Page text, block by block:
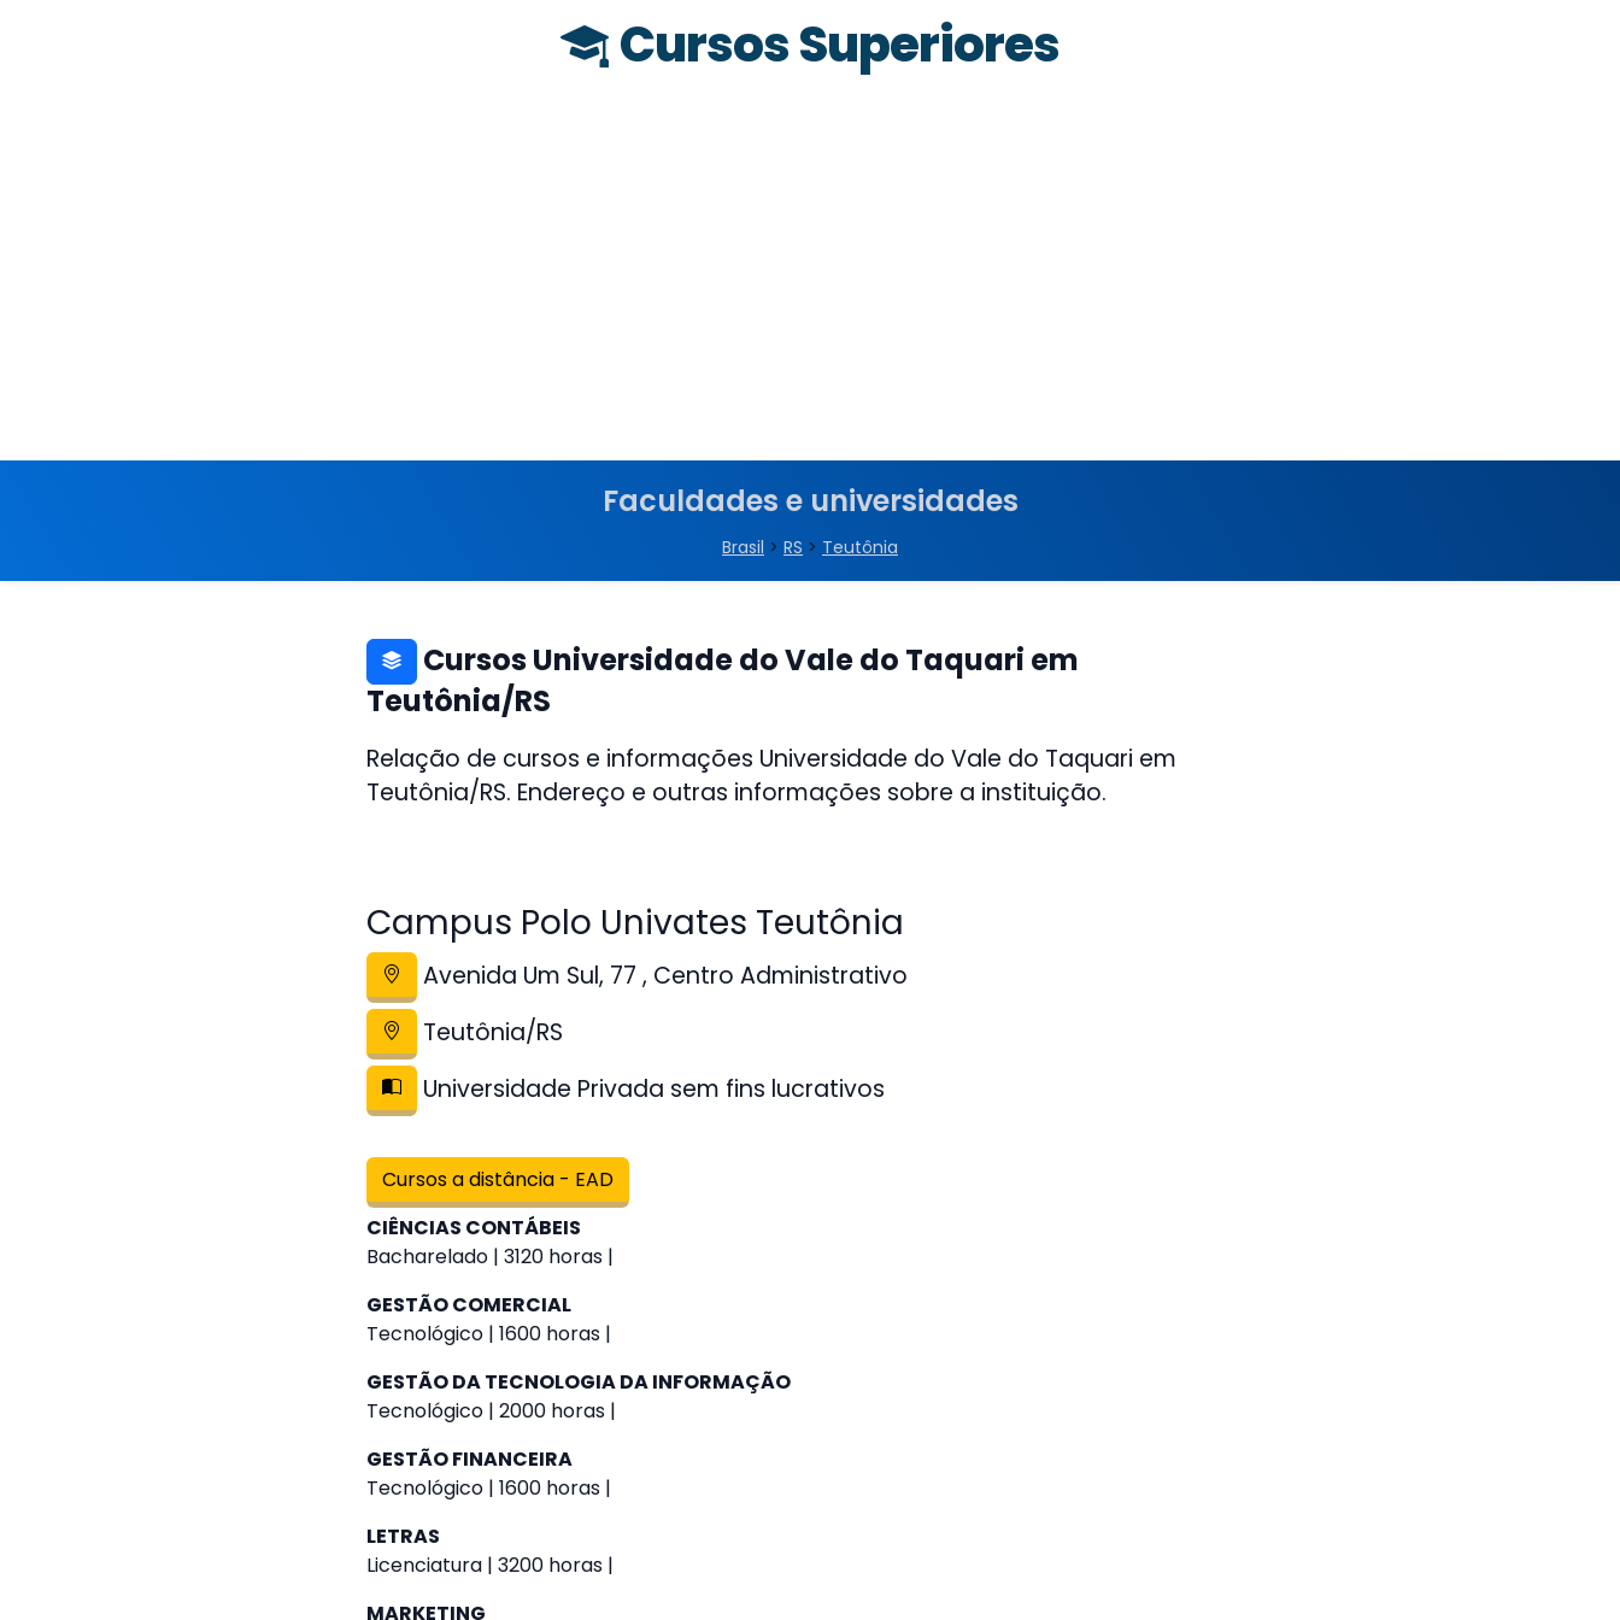
Cursos Superiores
Faculdades e universidades
Brasil > RS > Teutônia
Cursos Universidade do Vale do Taquari em
Teutônia/RS
Relação de cursos e informações Universidade do Vale do Taquari em
Teutônia/RS. Endereço e outras informações sobre a instituição.
Campus Polo Univates Teutônia
Avenida Um Sul, 77 , Centro Administrativo
Teutônia/RS
Universidade Privada sem fins lucrativos
Cursos a distância - EAD
CIÊNCIAS CONTÁBEIS
Bacharelado | 3120 horas |
GESTÃO COMERCIAL
Tecnológico | 1600 horas |
GESTÃO DA TECNOLOGIA DA INFORMAÇÃO
Tecnológico | 2000 horas |
GESTÃO FINANCEIRA
Tecnológico | 1600 horas |
LETRAS
Licenciatura | 3200 horas |
MARKETING